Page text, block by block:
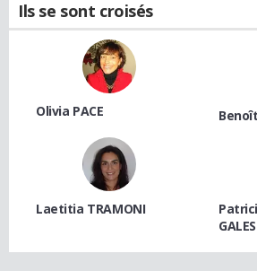
Ils se sont croisés
Olivia PACE
Laetitia TRAMONI